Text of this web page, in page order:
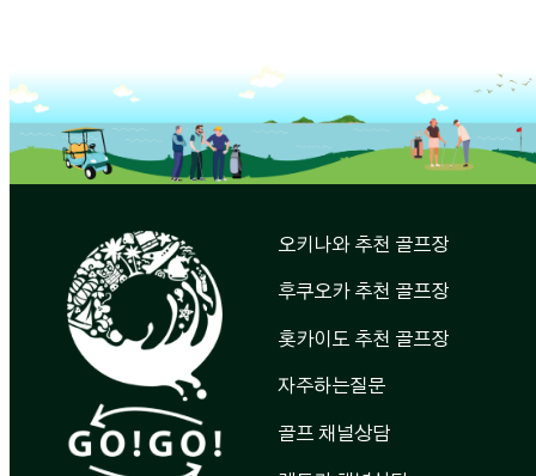
오키나와 추천 골프장
후쿠오카 추천 골프장
홋카이도 추천 골프장
자주하는질문
골프 채널상담